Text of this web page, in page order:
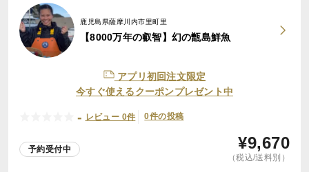
鹿児島県薩摩川内市里町里
【8000万年の叡智】幻の甑島鮮魚
アプリ初回注文限定
今すぐ使えるクーポンプレゼント中
- レビュー 0件 0件の投稿
予約受付中 ¥9,670
（税込/送料別）